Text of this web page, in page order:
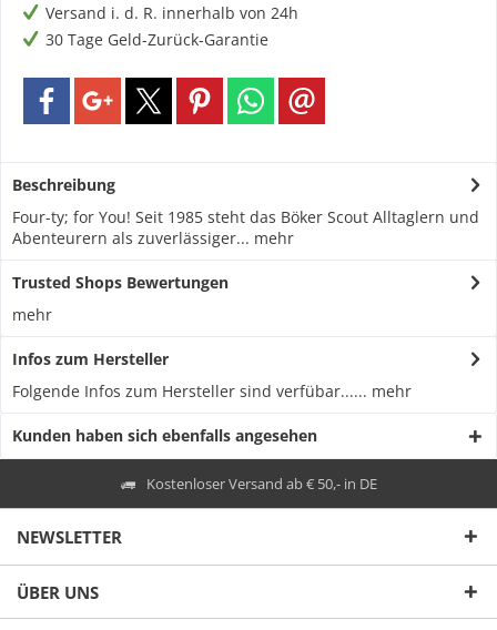
Versand i. d. R. innerhalb von 24h
30 Tage Geld-Zurück-Garantie
Beschreibung
Four-ty; for You! Seit 1985 steht das Böker Scout Alltaglern und
Abenteurern als zuverlässiger... mehr
Trusted Shops Bewertungen
mehr
Infos zum Hersteller
Folgende Infos zum Hersteller sind verfübar...... mehr
Kunden haben sich ebenfalls angesehen
Kostenloser Versand ab € 50,- in DE
NEWSLETTER
ÜBER UNS